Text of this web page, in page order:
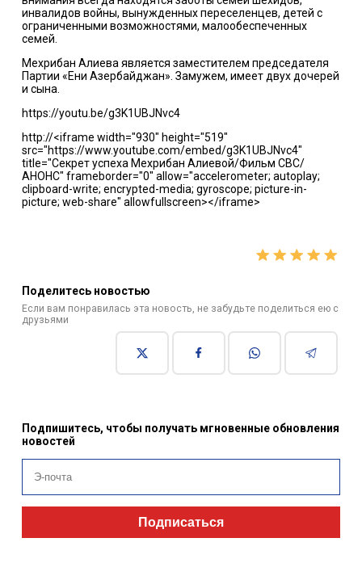
инвалидов войны, вынужденных переселенцев, детей с
ограниченными возможностями, малообеспеченных
семей.
Мехрибан Алиева является заместителем председателя
Партии «Ени Азербайджан». Замужем, имеет двух дочерей
и сына.
https://youtu.be/g3K1UBJNvc4
http://<iframe width="930" height="519"
src="https://www.youtube.com/embed/g3K1UBJNvc4"
title="Секрет успеха Мехрибан Алиевой/Фильм CBC/
АНОНС" frameborder="0" allow="accelerometer; autoplay;
clipboard-write; encrypted-media; gyroscope; picture-in-
picture; web-share" allowfullscreen></iframe>
Поделитесь новостью
Если вам понравилась эта новость, не забудьте поделиться ею с
друзьями
Подпишитесь, чтобы получать мгновенные обновления
новостей
Подписаться